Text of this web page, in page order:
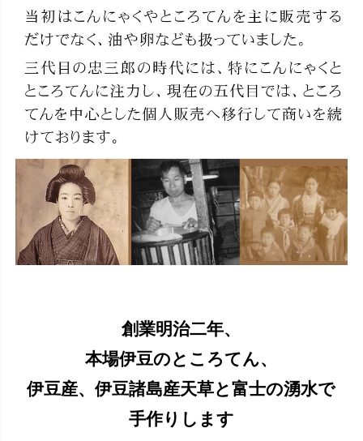
創業明治二年、
本場伊豆のところてん、
伊豆産、伊豆諸島産天草と富士の湧水で
手作りします